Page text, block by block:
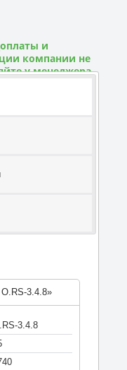
и
компании не
у менеджера
3.4.8»
3.4.8